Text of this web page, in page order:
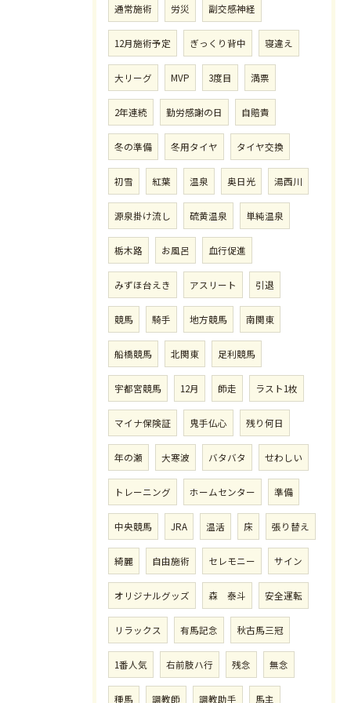
通常施術 労災 副交感神経
12月施術予定 ぎっくり背中 寝違え
大リーグ MVP 3度目 満票
2年連続 勤労感謝の日 自賠責
冬の準備 冬用タイヤ タイヤ交換
初雪 紅葉 温泉 奥日光 湯西川
源泉掛け流し 硫黄温泉 単純温泉
栃木路 お風呂 血行促進
みずほ台えき アスリート 引退
競馬 騎手 地方競馬 南関東
船橋競馬 北関東 足利競馬
宇都宮競馬 12月 師走 ラスト1枚
マイナ保険証 鬼手仏心 残り何日
年の瀬 大寒波 バタバタ せわしい
トレーニング ホームセンター 準備
中央競馬 JRA 温活 床 張り替え
綺麗 自由施術 セレモニー サイン
オリジナルグッズ 森 泰斗 安全運転
リラックス 有馬記念 秋古馬三冠
1番人気 右前肢ハ行 残念 無念
種馬 調教師 調教助手 馬主